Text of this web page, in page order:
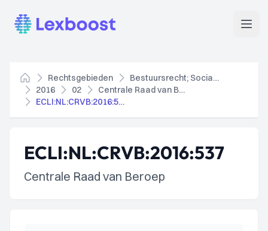
Lexboost
Home
Rechtsgebieden
Bestuursrecht; Socialezekerheidsrecht
2016
02
Centrale Raad van Beroep
ECLI:NL:CRVB:2016:537
ECLI:NL:CRVB:2016:537
Centrale Raad van Beroep